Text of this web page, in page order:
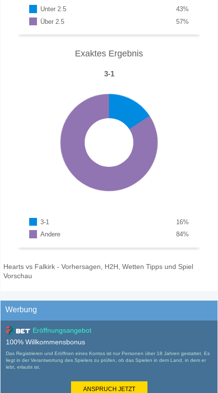
Unter 2.5 %
43
Über 2.5
%
57
Exaktes Ergebnis
3-1
3-1 %
16
Andere
%
84
Hearts vs Falkirk - Vorhersagen, H2H, Wetten Tipps und Spiel
Vorschau
Werbung
Eröffnungsangebot
100% Willkommensbonus
Das Registrieren und Eröffnen eines Kontos ist nur Personen über 18 Jahren gestattet. Es
liegt in der Verantwortung des Spielers zu prüfen, ob das Spielen in dem Land, in dem er
lebt, erlaubt ist.
ANSPRUCH JETZT